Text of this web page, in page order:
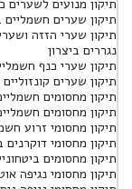
תיקון מנועים לשערים
תיקון שערים חשמליים
תיקון שערי הזזה
נגררים ביצרון
תיקון שערי כנף
תיקון שערים קונזוליים
תיקון מחסומים
תיקון מחסומים
תיקון מחסומי זרוע
תיקון מחסומי דוקרנים
תיקון מחסומים
תיקון מחסומי נגיפה